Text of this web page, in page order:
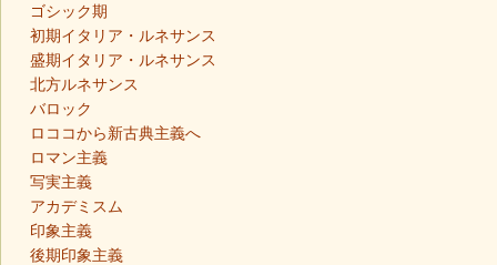
ゴシック期
初期イタリア・ルネサンス
盛期イタリア・ルネサンス
北方ルネサンス
バロック
ロココから新古典主義へ
ロマン主義
写実主義
アカデミスム
印象主義
後期印象主義